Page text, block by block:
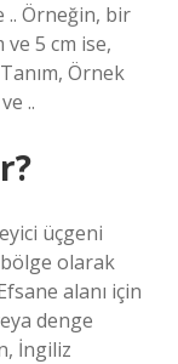
.. Örneğin, bir
5 cm ise,
Örnek
..
üçgeni
olarak
alanı için
denge
İngiliz